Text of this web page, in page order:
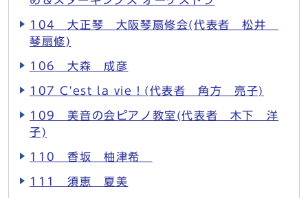
104 大正琴 大阪琴扇修会(代表者 松井
琴扇修)
106 大森 成彦
107 C'est la vie！(代表者 角方 亮子)
109 美音の会ピアノ教室(代表者 木下 洋
子)
110 香坂 柚津希
111 須恵 夏美